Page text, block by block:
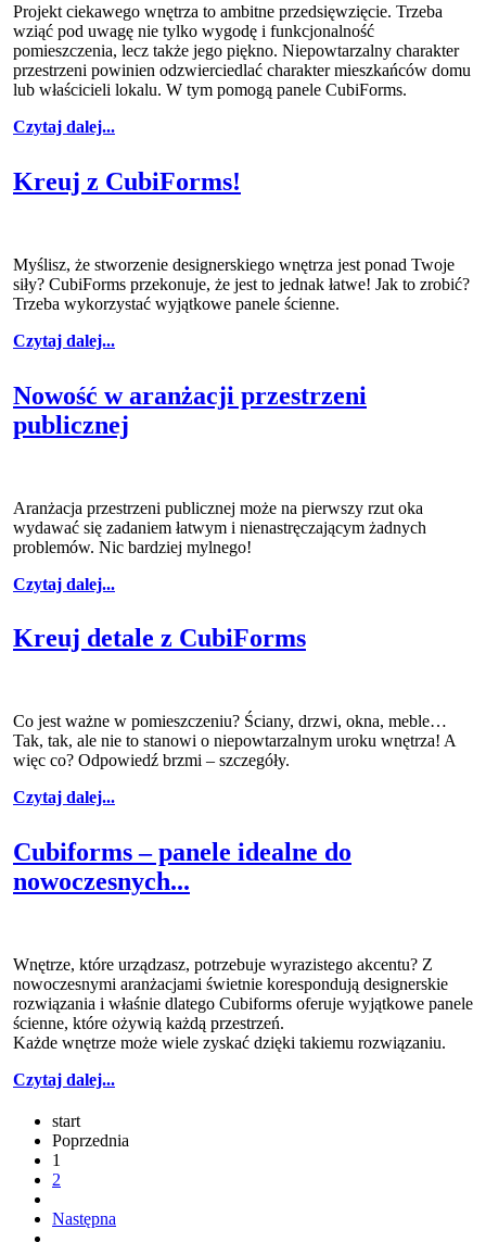
Projekt ciekawego wnętrza to ambitne przedsięwzięcie. Trzeba
wziąć pod uwagę nie tylko wygodę i funkcjonalność
pomieszczenia, lecz także jego piękno. Niepowtarzalny charakter
przestrzeni powinien odzwierciedlać charakter mieszkańców domu
lub właścicieli lokalu. W tym pomogą panele CubiForms.
Czytaj dalej...
Kreuj z CubiForms!
Myślisz, że stworzenie designerskiego wnętrza jest ponad Twoje
siły? CubiForms przekonuje, że jest to jednak łatwe! Jak to zrobić?
Trzeba wykorzystać wyjątkowe panele ścienne.
Czytaj dalej...
Nowość w aranżacji przestrzeni
publicznej
Aranżacja przestrzeni publicznej może na pierwszy rzut oka
wydawać się zadaniem łatwym i nienastręczającym żadnych
problemów. Nic bardziej mylnego!
Czytaj dalej...
Kreuj detale z CubiForms
Co jest ważne w pomieszczeniu? Ściany, drzwi, okna, meble…
Tak, tak, ale nie to stanowi o niepowtarzalnym uroku wnętrza! A
więc co? Odpowiedź brzmi – szczegóły.
Czytaj dalej...
Cubiforms – panele idealne do
nowoczesnych...
Wnętrze, które urządzasz, potrzebuje wyrazistego akcentu? Z
nowoczesnymi aranżacjami świetnie korespondują designerskie
rozwiązania i właśnie dlatego Cubiforms oferuje wyjątkowe panele
ścienne, które ożywią każdą przestrzeń.
Każde wnętrze może wiele zyskać dzięki takiemu rozwiązaniu.
Czytaj dalej...
start
Poprzednia
1
2
Następna